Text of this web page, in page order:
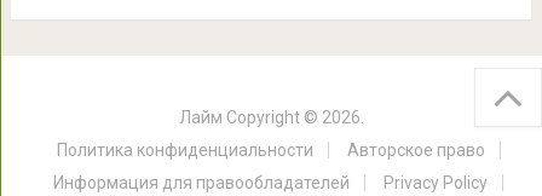
Лайм Copyright © 2026.
Политика конфиденциальности
Авторское право
Информация для правообладателей
Privacy Policy